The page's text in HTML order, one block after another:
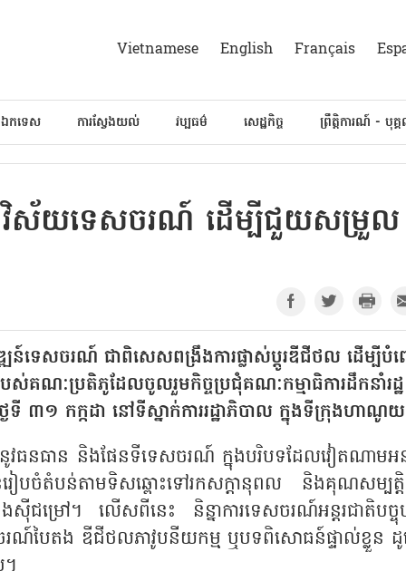
Vietnamese English Français
កទេស ការស្វែងយល់ វប្បធម៌ សេដ្ឋកិច្ច ព្រឹត្តិការណ៍ - បុគ្
ងវិស័យទេសចរណ៍ ដើម្បី​ជួយ​សម្រួល
វឌ្ឍន៍ទេសចរណ៍ ជាពិសេសពង្រឹងការផ្លាស់ប្តូរឌីជីថល ដើម្បីបំ
របស់គណៈប្រតិភូដែលចូលរួមកិច្ចប្រជុំគណៈកម្មាធិការដឹកនាំរដ្ឋ
៣១ កក្កដា នៅទីស្នាក់ការរដ្ឋាភិបាល ក្នុងទីក្រុងហាណូ
ធនធាន និងផែនទីទេសចរណ៍ ក្នុងបរិបទដែលវៀតណាមអនុ
នរៀបចំតំបន់តាមទិសឆ្ពោះទៅរកសក្តានុពល និងគុណសម្បត្តិ
ៅ។ លើសពីនេះ និន្នាការទេសចរណ៍អន្តរជាតិបច្ចុប្
ណ៍បៃតង ឌីជីថលភាវូបនីយកម្ម ឬបទពិសោធន៍ផ្ទាល់ខ្លួន ដូច្
។